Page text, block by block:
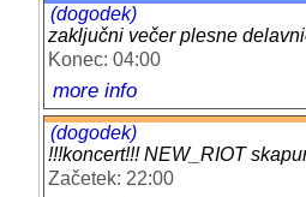
(dogodek)
zaključni večer plesne
Konec: 04:00
more info
(dogodek)
!!!koncert!!! NEW_RIOT
Začetek: 22:00